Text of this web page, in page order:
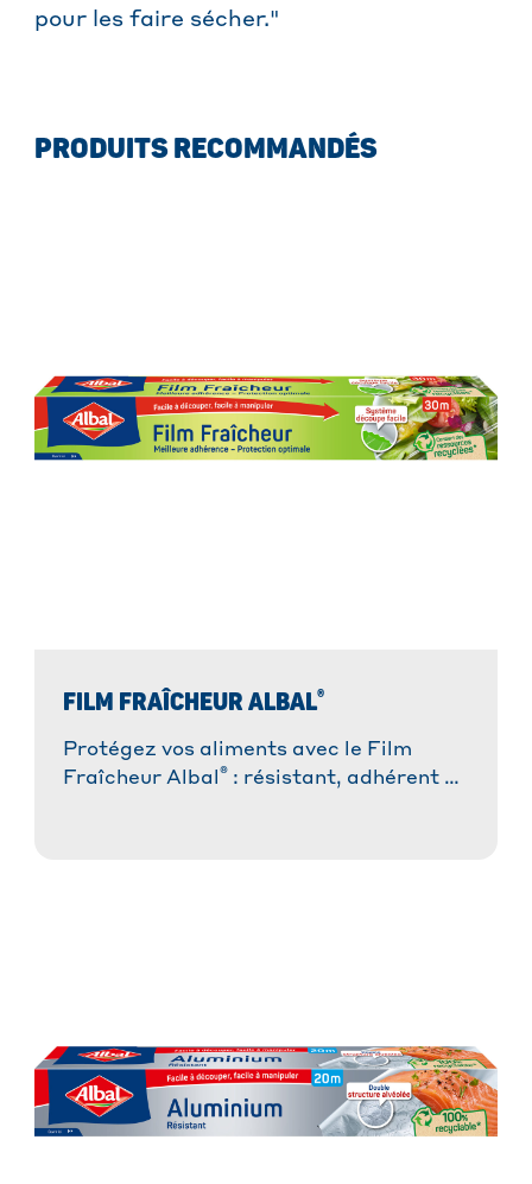
pour les faire sécher."
PRODUITS RECOMMANDÉS
FILM FRAÎCHEUR ALBAL®
Protégez vos aliments avec le Film
Fraîcheur Albal ® : résistant, adhérent et